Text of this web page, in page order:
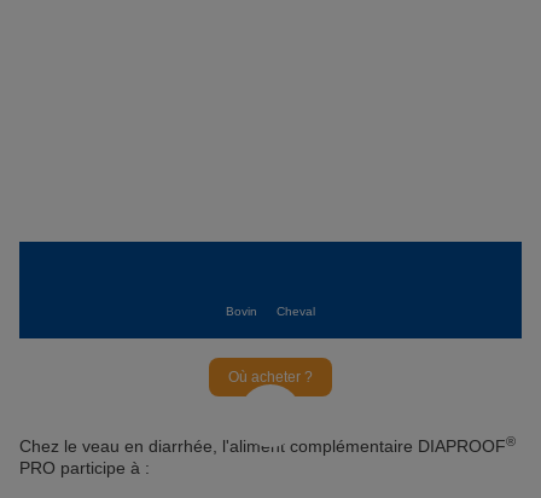
Bovin Cheval
Où acheter ?
Chez le veau en diarrhée, l'aliment complémentaire DIAPROOF®
PRO participe à :